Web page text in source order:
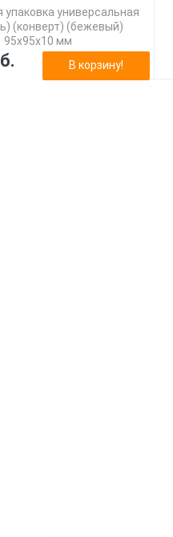
упаковка универсальная
(конверт) (бежевый)
95х95х10 мм
В корзину!